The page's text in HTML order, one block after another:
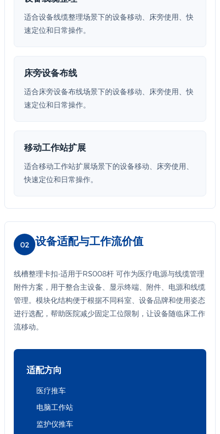
适合设备线缆整理场景下的设备移动、床旁使用、快
速定位和日常操作。
床旁设备布线
适合床旁设备布线场景下的设备移动、床旁使用、快
速定位和日常操作。
移动工作站扩展
适合移动工作站扩展场景下的设备移动、床旁使用、
快速定位和日常操作。
02 设备适配与工作流价值
线槽整理卡扣-适用于RS008杆 可作为医疗电源与线缆管理
附件方案，用于整合主设备、显示终端、附件、电源和线缆
管理。模块化结构便于根据不同科室、设备品牌和使用姿态
进行选配，帮助医院减少固定工位限制，让设备随临床工作
流移动。
适配方向
医疗推车
电脑工作站
监护仪推车